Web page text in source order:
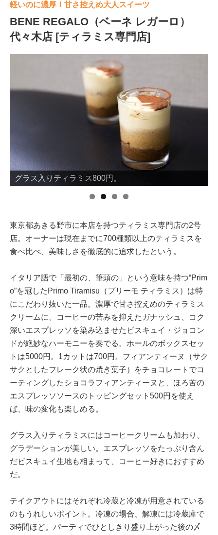
軽いのに濃厚！甘さ控えめ大人スイーツ
BENE REGALO（ベーネ レガーロ）
代々木店 [ティラミス専門店]
グラス入りティラミス800円。
東京都あきる野市に本店を持つティラミス専門店の2号
店。オーナーは現在までに700種類以上のティラミスを
食べ比べ、美味しさを徹底的に追求したという。
イタリア語で「最初の、筆頭の」という意味を持つ“Prim
o”を冠したPrimo Tiramisu（プリーモ ティラミス）は特
にこだわり抜いた一品。濃厚で甘さ控えめのティラミス
クリームに、コーヒーの苦みを抑えたガナッシュ、コク
深いエスプレッソを染み込ませたビスキュイ・ジョコン
ドが絶妙なハーモニーを奏でる。ホールのボックスセッ
トは5000円。1カットは700円。フィアンティーヌ（サク
サクとしたフレーク状の焼き菓子）をチョコレートでコ
ーティングしたショコラフィアンティーヌと、ほろ苦の
エスプレッソソースのトッピングセット500円を使え
ば、味の変化も楽しめる。
グラス入りティラミスにはコーヒークリームも加わり、
グラデーションが美しい。エスプレッソをたっぷり含ん
だビスキュイ生地も相まって、コーヒー好きにおすすめ
だ。
テイクアウトにはそれぞれ冷蔵と冷凍が用意されている
のもうれしいポイント。冷凍の場合、解凍には冷蔵庫で
3時間ほど。パーティでひとしきり盛り上がった後の〆